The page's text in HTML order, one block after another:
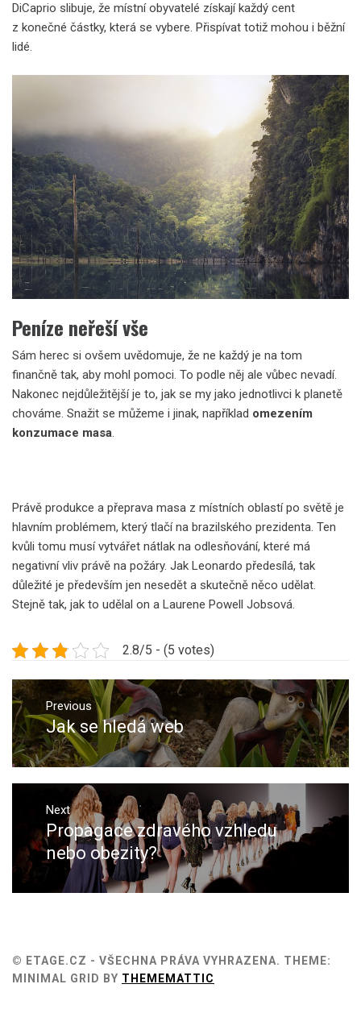
DiCaprio slibuje, že místní obyvatelé získají každý cent
z konečné částky, která se vybere. Přispívat totiž mohou i běžní
lidé.
Peníze neřeší vše
Sám herec si ovšem uvědomuje, že ne každý je na tom
finančně tak, aby mohl pomoci. To podle něj ale vůbec nevadí.
Nakonec nejdůležitější je to, jak se my jako jednotlivci k planetě
chováme. Snažit se můžeme i jinak, například omezením
konzumace masa.
Právě produkce a přeprava masa z místních oblastí po světě je
hlavním problémem, který tlačí na brazilského prezidenta. Ten
kvůli tomu musí vytvářet nátlak na odlesňování, které má
negativní vliv právě na požáry. Jak Leonardo předesílá, tak
důležité je především jen nesedět a skutečně něco udělat.
Stejně tak, jak to udělal on a Laurene Powell Jobsová.
2.8/5 - (5 votes)
Navigace
pro
příspěvek
Previous
Previous
post:
Jak se hledá web
Next
Next
post:
Propagace zdravého vzhledu
nebo obezity?
© ETAGE.CZ - VŠECHNA PRÁVA VYHRAZENA. THEME:
MINIMAL GRID BY THEMEMATTIC